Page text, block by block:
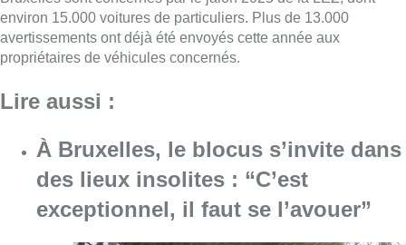
environ 15.000 voitures de particuliers. Plus de 13.000
avertissements ont déjà été envoyés cette année aux
propriétaires de véhicules concernés.
Lire aussi :
À Bruxelles, le blocus s’invite dans
des lieux insolites : “C’est
exceptionnel, il faut se l’avouer”